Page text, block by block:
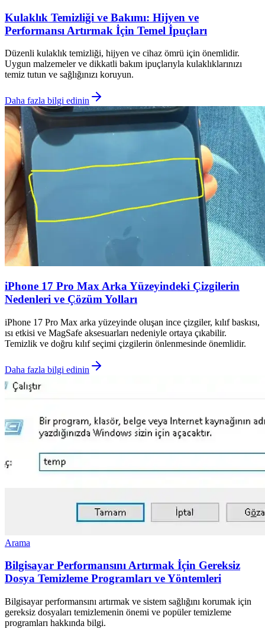
Kulaklık Temizliği ve Bakımı: Hijyen ve
Performansı Artırmak İçin Temel İpuçları
Düzenli kulaklık temizliği, hijyen ve cihaz ömrü için önemlidir.
Uygun malzemeler ve dikkatli bakım ipuçlarıyla kulaklıklarınızı
temiz tutun ve sağlığınızı koruyun.
Daha fazla bilgi edinin
iPhone 17 Pro Max Arka Yüzeyindeki Çizgilerin
Nedenleri ve Çözüm Yolları
iPhone 17 Pro Max arka yüzeyinde oluşan ince çizgiler, kılıf baskısı,
ısı etkisi ve MagSafe aksesuarları nedeniyle ortaya çıkabilir.
Temizlik ve doğru kılıf seçimi çizgilerin önlenmesinde önemlidir.
Daha fazla bilgi edinin
Arama
Bilgisayar Performansını Artırmak İçin Gereksiz
Dosya Temizleme Programları ve Yöntemleri
Bilgisayar performansını artırmak ve sistem sağlığını korumak için
gereksiz dosyaları temizlemenin önemi ve popüler temizleme
programları hakkında bilgi.